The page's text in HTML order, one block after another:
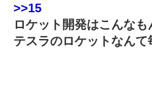
>>15
ロケット開発はこんなも
テスラのロケットなん